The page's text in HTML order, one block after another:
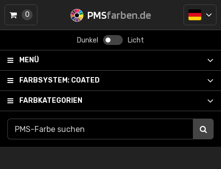
PMSfarben.de
Dunkel Licht
MENÜ
FARBSYSTEM: COATED
FARBKATEGORIEN
0